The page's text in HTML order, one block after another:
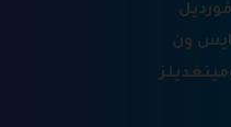
ون